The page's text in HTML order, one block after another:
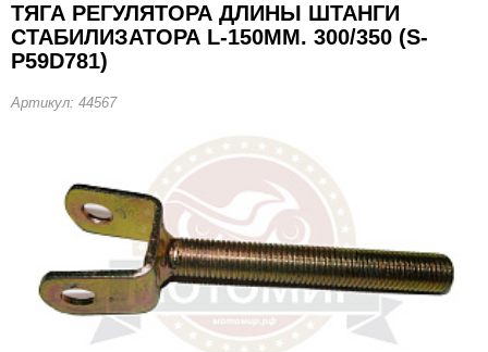
ТЯГА РЕГУЛЯТОРА ДЛИНЫ ШТАНГИ
СТАБИЛИЗАТОРА L-150ММ. 300/350 (S-
P59D781)
Артикул: 44567